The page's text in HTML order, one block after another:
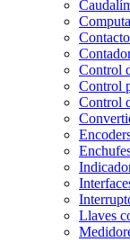
Control
Control
Control
Llaves